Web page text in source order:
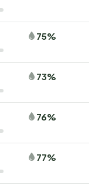
75%
73%
76%
77%